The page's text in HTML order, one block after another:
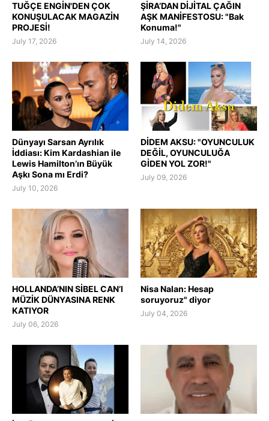
TUĞÇE ENGİN'DEN ÇOK
KONUŞULACAK MAGAZİN
PROJESİ!
July 17, 2026
ŞİRA’DAN DİJİTAL ÇAĞIN
AŞK MANİFESTOSU: "Bak
Konuma!"
July 14, 2026
Dünyayı Sarsan Ayrılık
İddiası: Kim Kardashian ile
Lewis Hamilton’ın Büyük
Aşkı Sona mı Erdi?
July 10, 2026
DİDEM AKSU: "OYUNCULUK
DEĞİL, OYUNCULUĞA
GİDEN YOL ZOR!"
July 09, 2026
HOLLANDA’NIN SİBEL CAN’I
MÜZİK DÜNYASINA RENK
KATIYOR
July 06, 2026
Nisa Nalan: Hesap
soruyoruz" diyor
July 04, 2026